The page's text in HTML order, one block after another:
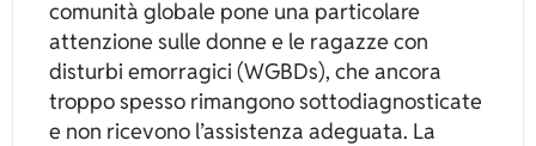
comunità globale pone una particolare
attenzione sulle donne e le ragazze con
disturbi emorragici (WGBDs), che ancora
troppo spesso rimangono sottodiagnosticate
e non ricevono l’assistenza adeguata. La